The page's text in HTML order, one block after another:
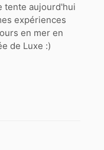
tente aujourd'hui
expériences
en mer en
de Luxe :)